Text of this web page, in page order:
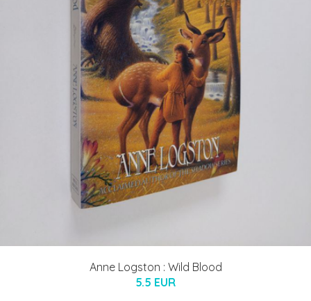
Anne Logston : Wild Blood
5.5 EUR